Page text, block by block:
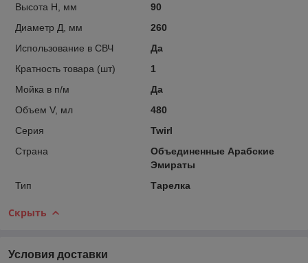
Высота H, мм
90
Диаметр Д, мм
260
Использование в СВЧ
Да
Кратность товара (шт)
1
Мойка в п/м
Да
Объем V, мл
480
Серия
Twirl
Страна
Объединенные Арабские
Эмираты
Тип
Тарелка
Скрыть
Условия доставки